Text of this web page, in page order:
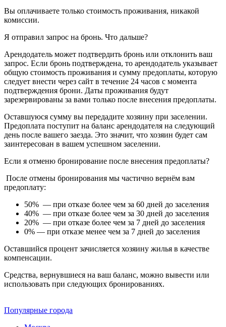
Вы оплачиваете только стоимость проживания, никакой
комиссии.
Я отправил запрос на бронь. Что дальше?
Арендодатель может подтвердить бронь или отклонить ваш
запрос. Если бронь подтверждена, то арендодатель указывает
общую стоимость проживания и сумму предоплаты, которую
следует внести через сайт в течение 24 часов с момента
подтверждения брони. Даты проживания будут
зарезервированы за вами только после внесения предоплаты.
Оставшуюся сумму вы передадите хозяину при заселении.
Предоплата поступит на баланс арендодателя на следующий
день после вашего заезда. Это значит, что хозяин будет сам
заинтересован в вашем успешном заселении.
Если я отменю бронирование после внесения предоплаты?
После отмены бронирования мы частично вернём вам
предоплату:
50% — при отказе более чем за 60 дней до заселения
40% — при отказе более чем за 30 дней до заселения
20% — при отказе более чем за 7 дней до заселения
0% — при отказе менее чем за 7 дней до заселения
Оставшийся процент зачисляется хозяину жилья в качестве
компенсации.
Средства, вернувшиеся на ваш баланс, можно вывести или
использовать при следующих бронированиях.
Популярные города